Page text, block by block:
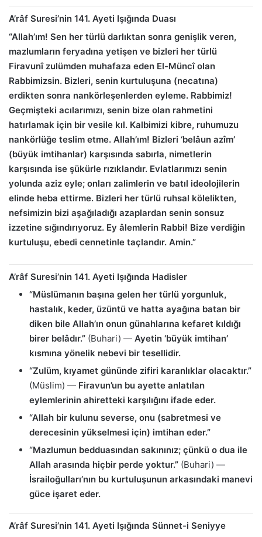
A’râf Suresi’nin 141. Ayeti Işığında Duası
“Allah’ım! Sen her türlü darlıktan sonra genişlik veren,
mazlumların feryadına yetişen ve bizleri her türlü
Firavunî zulümden muhafaza eden El-Müncî olan
Rabbimizsin. Bizleri, senin kurtuluşuna (necatına)
erdikten sonra nankörleşenlerden eyleme. Rabbimiz!
Geçmişteki acılarımızı, senin bize olan rahmetini
hatırlamak için bir vesile kıl. Kalbimizi kibre, ruhumuzu
nankörlüğe teslim etme. Allah’ım! Bizleri ‘belâun azîm’
(büyük imtihanlar) karşısında sabırla, nimetlerin
karşısında ise şükürle rızıklandır. Evlatlarımızı senin
yolunda aziz eyle; onları zalimlerin ve batıl ideolojilerin
elinde heba ettirme. Bizleri her türlü ruhsal kölelikten,
nefsimizin bizi aşağıladığı azaplardan senin sonsuz
izzetine sığındırıyoruz. Ey âlemlerin Rabbi! Bize verdiğin
kurtuluşu, ebedi cennetinle taçlandır. Amin.”
A’râf Suresi’nin 141. Ayeti Işığında Hadisler
“Müslümanın başına gelen her türlü yorgunluk,
hastalık, keder, üzüntü ve hatta ayağına batan bir
diken bile Allah’ın onun günahlarına kefaret kıldığı
birer belâdır.” (Buhari) — Ayetin ‘büyük imtihan’
kısmına yönelik nebevi bir tesellidir.
“Zulüm, kıyamet gününde zifiri karanlıklar olacaktır.”
(Müslim) — Firavun’un bu ayette anlatılan
eylemlerinin ahiretteki karşılığını ifade eder.
“Allah bir kulunu severse, onu (sabretmesi ve
derecesinin yükselmesi için) imtihan eder.”
“Mazlumun bedduasından sakınınız; çünkü o dua ile
Allah arasında hiçbir perde yoktur.” (Buhari) —
İsrailoğulları’nın bu kurtuluşunun arkasındaki manevi
güce işaret eder.
A’râf Suresi’nin 141. Ayeti Işığında Sünnet-i Seniyye